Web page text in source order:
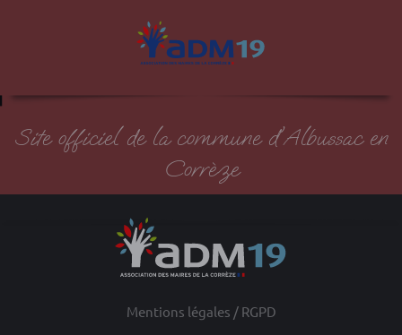
Site officiel de la commune d'Albussac en
Corrèze
Mentions légales / RGPD